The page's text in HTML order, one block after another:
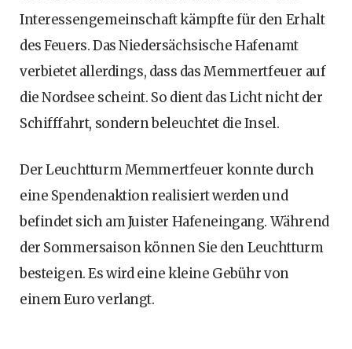
Interessengemeinschaft kämpfte für den Erhalt
des Feuers. Das Niedersächsische Hafenamt
verbietet allerdings, dass das Memmertfeuer auf
die Nordsee scheint. So dient das Licht nicht der
Schifffahrt, sondern beleuchtet die Insel.
Der Leuchtturm Memmertfeuer konnte durch
eine Spendenaktion realisiert werden und
befindet sich am Juister Hafeneingang. Während
der Sommersaison können Sie den Leuchtturm
besteigen. Es wird eine kleine Gebühr von
einem Euro verlangt.